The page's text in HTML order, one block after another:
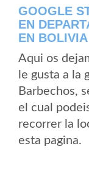
GOOGLE
EN
EN BOLIVIA
Aqui os
le gusta a la
Barbechos,
el cual
recorrer la
esta pagina.